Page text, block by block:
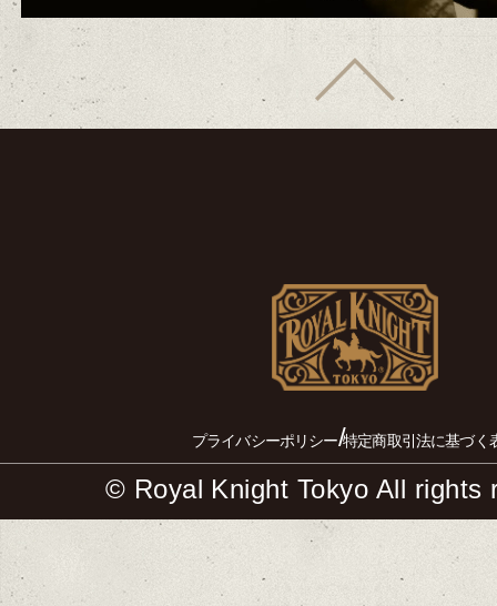
プライバシーポリシー/特定商取引法に基づく
© Royal Knight Tokyo All rights